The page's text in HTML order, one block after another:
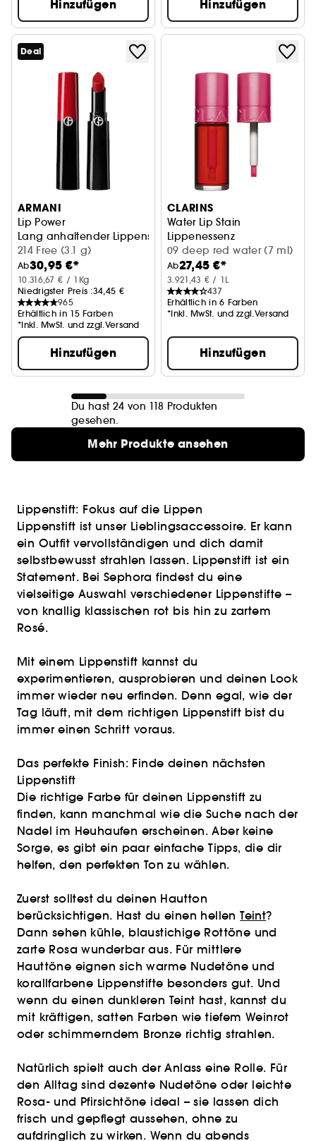
Hinzufügen Hinzufügen
Deal
ARMANI
Lip Power
Lang anhaltender Lippenstift mit intensiver Farbe
214 Free (3.1 g)
Ab30,95 €*
10.316,67 € / 1Kg
Niedrigster Preis :34,45 €
965
Erhältlich in 15 Farben
*Inkl. MwSt. und zzgl.Versand
Hinzufügen
CLARINS
Water Lip Stain
Lippenessenz
09 deep red water (7 ml)
Ab27,45 €*
3.921,43 € / 1L
437
Erhältlich in 6 Farben
*Inkl. MwSt. und zzgl.Versand
Hinzufügen
Du hast 24 von 118 Produkten
gesehen.
Mehr Produkte ansehen
Lippenstift: Fokus auf die Lippen
Lippenstift ist unser Lieblingsaccessoire. Er kann
ein Outfit vervollständigen und dich damit
selbstbewusst strahlen lassen. Lippenstift ist ein
Statement. Bei Sephora findest du eine
vielseitige Auswahl verschiedener Lippenstifte –
von knallig klassischen rot bis hin zu zartem
Rosé.
Mit einem Lippenstift kannst du
experimentieren, ausprobieren und deinen Look
immer wieder neu erfinden. Denn egal, wie der
Tag läuft, mit dem richtigen Lippenstift bist du
immer einen Schritt voraus.
Das perfekte Finish: Finde deinen nächsten
Lippenstift
Die richtige Farbe für deinen Lippenstift zu
finden, kann manchmal wie die Suche nach der
Nadel im Heuhaufen erscheinen. Aber keine
Sorge, es gibt ein paar einfache Tipps, die dir
helfen, den perfekten Ton zu wählen.
Zuerst solltest du deinen Hautton
berücksichtigen. Hast du einen hellenTeint?
Dann sehen kühle, blaustichige Rottöne und
zarte Rosa wunderbar aus. Für mittlere
Hauttöne eignen sich warme Nudetöne und
korallfarbene Lippenstifte besonders gut. Und
wenn du einen dunkleren Teint hast, kannst du
mit kräftigen, satten Farben wie tiefem Weinrot
oder schimmerndem Bronze richtig strahlen.
Natürlich spielt auch der Anlass eine Rolle. Für
den Alltag sind dezente Nudetöne oder leichte
Rosa- und Pfirsichtöne ideal – sie lassen dich
frisch und gepflegt aussehen, ohne zu
aufdringlich zu wirken. Wenn du abends